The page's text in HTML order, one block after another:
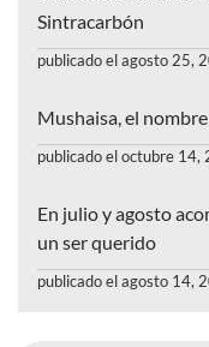
Sintracarbón
publicado el agosto 25,
Mushaisa, el
publicado el octubre 14,
En julio y agosto
un ser querido
publicado el agosto 14,